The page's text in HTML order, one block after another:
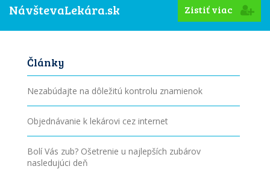
NávštevaLekára.sk
Zistiť viac
Články
Nezabúdajte na dôležitú kontrolu znamienok
Objednávanie k lekárovi cez internet
Bolí Vás zub? Ošetrenie u najlepších zubárov
nasledujúci deň